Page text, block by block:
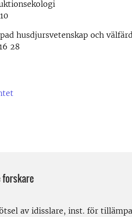
husdjursvetenskap och
28
av idisslare, inst. för